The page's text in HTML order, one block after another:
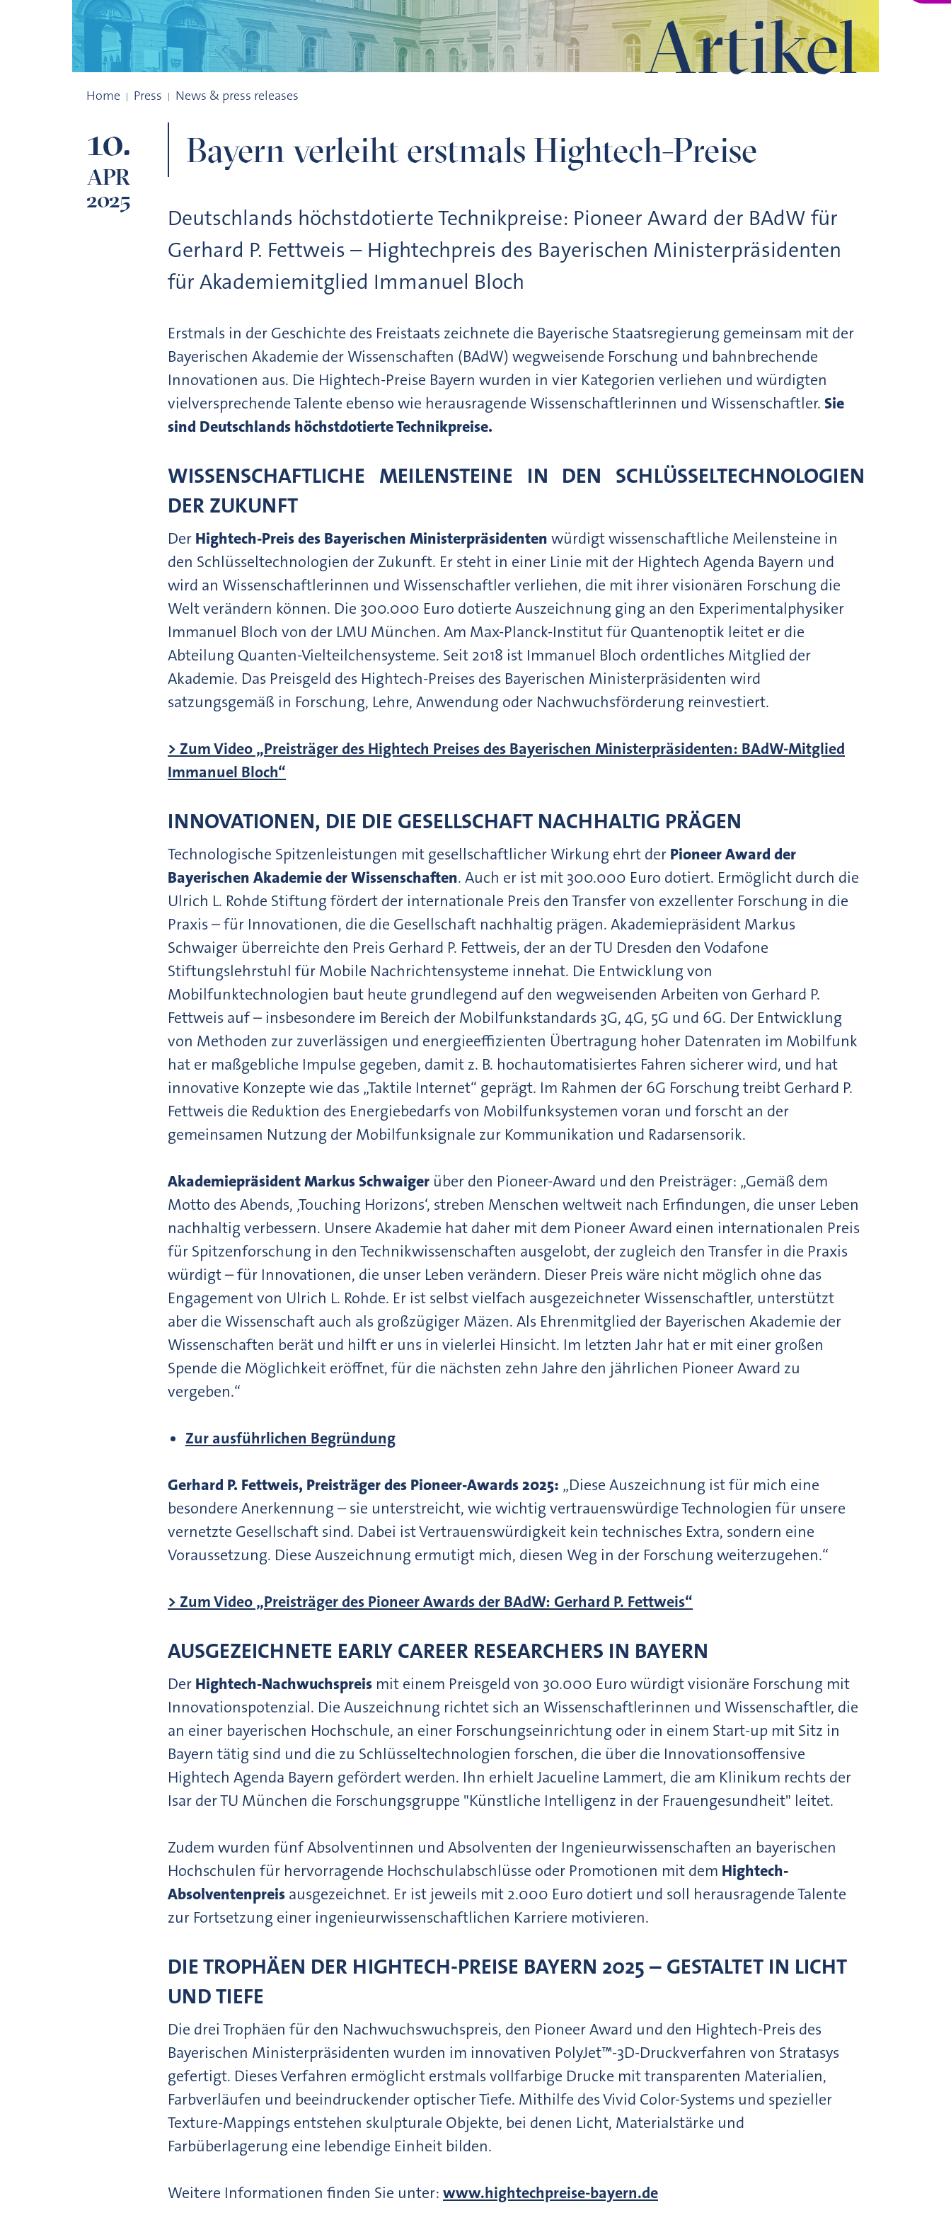
Artikel
Home Press News & press releases
10.
APR
2025
Bayern verleiht erstmals Hightech-Preise
Deutschlands höchstdotierte Technikpreise: Pioneer Award der BAdW für
Gerhard P. Fettweis – Hightechpreis des Bayerischen Ministerpräsidenten
für Akademiemitglied Immanuel Bloch
Erstmals in der Geschichte des Freistaats zeichnete die Bayerische Staatsregierung gemeinsam mit der
Bayerischen Akademie der Wissenschaften (BAdW) wegweisende Forschung und bahnbrechende
Innovationen aus. Die Hightech-Preise Bayern wurden in vier Kategorien verliehen und würdigten
vielversprechende Talente ebenso wie herausragende Wissenschaftlerinnen und Wissenschaftler. Sie
sind Deutschlands höchstdotierte Technikpreise.
WISSENSCHAFTLICHE MEILENSTEINE IN DEN SCHLÜSSELTECHNOLOGIEN
DER ZUKUNFT
Der Hightech-Preis des Bayerischen Ministerpräsidenten würdigt wissenschaftliche Meilensteine in
den Schlüsseltechnologien der Zukunft. Er steht in einer Linie mit der Hightech Agenda Bayern und
wird an Wissenschaftlerinnen und Wissenschaftler verliehen, die mit ihrer visionären Forschung die
Welt verändern können. Die 300.000 Euro dotierte Auszeichnung ging an den Experimentalphysiker
Immanuel Bloch von der LMU München. Am Max-Planck-Institut für Quantenoptik leitet er die
Abteilung Quanten-Vielteilchensysteme. Seit 2018 ist Immanuel Bloch ordentliches Mitglied der
Akademie. Das Preisgeld des Hightech-Preises des Bayerischen Ministerpräsidenten wird
satzungsgemäß in Forschung, Lehre, Anwendung oder Nachwuchsförderung reinvestiert.
> Zum Video „Preisträger des Hightech Preises des Bayerischen Ministerpräsidenten: BAdW-Mitglied
Immanuel Bloch“
INNOVATIONEN, DIE DIE GESELLSCHAFT NACHHALTIG PRÄGEN
Technologische Spitzenleistungen mit gesellschaftlicher Wirkung ehrt der Pioneer Award der
Bayerischen Akademie der Wissenschaften. Auch er ist mit 300.000 Euro dotiert. Ermöglicht durch die
Ulrich L. Rohde Stiftung fördert der internationale Preis den Transfer von exzellenter Forschung in die
Praxis – für Innovationen, die die Gesellschaft nachhaltig prägen. Akademiepräsident Markus
Schwaiger überreichte den Preis Gerhard P. Fettweis, der an der TU Dresden den Vodafone
Stiftungslehrstuhl für Mobile Nachrichtensysteme innehat. Die Entwicklung von
Mobilfunktechnologien baut heute grundlegend auf den wegweisenden Arbeiten von Gerhard P.
Fettweis auf – insbesondere im Bereich der Mobilfunkstandards 3G, 4G, 5G und 6G. Der Entwicklung
von Methoden zur zuverlässigen und energieeffizienten Übertragung hoher Datenraten im Mobilfunk
hat er maßgebliche Impulse gegeben, damit z. B. hochautomatisiertes Fahren sicherer wird, und hat
innovative Konzepte wie das „Taktile Internet“ geprägt. Im Rahmen der 6G Forschung treibt Gerhard P.
Fettweis die Reduktion des Energiebedarfs von Mobilfunksystemen voran und forscht an der
gemeinsamen Nutzung der Mobilfunksignale zur Kommunikation und Radarsensorik.
Akademiepräsident Markus Schwaiger über den Pioneer-Award und den Preisträger: „Gemäß dem
Motto des Abends, ‚Touching Horizons‘, streben Menschen weltweit nach Erfindungen, die unser Leben
nachhaltig verbessern. Unsere Akademie hat daher mit dem Pioneer Award einen internationalen Preis
für Spitzenforschung in den Technikwissenschaften ausgelobt, der zugleich den Transfer in die Praxis
würdigt – für Innovationen, die unser Leben verändern. Dieser Preis wäre nicht möglich ohne das
Engagement von Ulrich L. Rohde. Er ist selbst vielfach ausgezeichneter Wissenschaftler, unterstützt
aber die Wissenschaft auch als großzügiger Mäzen. Als Ehrenmitglied der Bayerischen Akademie der
Wissenschaften berät und hilft er uns in vielerlei Hinsicht. Im letzten Jahr hat er mit einer großen
Spende die Möglichkeit eröffnet, für die nächsten zehn Jahre den jährlichen Pioneer Award zu
vergeben.“
Zur ausführlichen Begründung
Gerhard P. Fettweis, Preisträger des Pioneer-Awards 2025: „Diese Auszeichnung ist für mich eine
besondere Anerkennung – sie unterstreicht, wie wichtig vertrauenswürdige Technologien für unsere
vernetzte Gesellschaft sind. Dabei ist Vertrauenswürdigkeit kein technisches Extra, sondern eine
Voraussetzung. Diese Auszeichnung ermutigt mich, diesen Weg in der Forschung weiterzugehen.“
> Zum Video „Preisträger des Pioneer Awards der BAdW: Gerhard P. Fettweis“
AUSGEZEICHNETE EARLY CAREER RESEARCHERS IN BAYERN
Der Hightech-Nachwuchspreis mit einem Preisgeld von 30.000 Euro würdigt visionäre Forschung mit
Innovationspotenzial. Die Auszeichnung richtet sich an Wissenschaftlerinnen und Wissenschaftler, die
an einer bayerischen Hochschule, an einer Forschungseinrichtung oder in einem Start-up mit Sitz in
Bayern tätig sind und die zu Schlüsseltechnologien forschen, die über die Innovationsoffensive
Hightech Agenda Bayern gefördert werden. Ihn erhielt Jacueline Lammert, die am Klinikum rechts der
Isar der TU München die Forschungsgruppe "Künstliche Intelligenz in der Frauengesundheit" leitet.
Zudem wurden fünf Absolventinnen und Absolventen der Ingenieurwissenschaften an bayerischen
Hochschulen für hervorragende Hochschulabschlüsse oder Promotionen mit dem Hightech-
Absolventenpreis ausgezeichnet. Er ist jeweils mit 2.000 Euro dotiert und soll herausragende Talente
zur Fortsetzung einer ingenieurwissenschaftlichen Karriere motivieren.
DIE TROPHÄEN DER HIGHTECH-PREISE BAYERN 2025 – GESTALTET IN LICHT
UND TIEFE
Die drei Trophäen für den Nachwuchswuchspreis, den Pioneer Award und den Hightech-Preis des
Bayerischen Ministerpräsidenten wurden im innovativen PolyJet™-3D-Druckverfahren von Stratasys
gefertigt. Dieses Verfahren ermöglicht erstmals vollfarbige Drucke mit transparenten Materialien,
Farbverläufen und beeindruckender optischer Tiefe. Mithilfe des Vivid Color-Systems und spezieller
Texture-Mappings entstehen skulpturale Objekte, bei denen Licht, Materialstärke und
Farbüberlagerung eine lebendige Einheit bilden.
Weitere Informationen finden Sie unter: www.hightechpreise-bayern.de